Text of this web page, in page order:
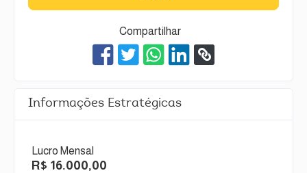
Compartilhar
Informações Estratégicas
Lucro Mensal
R$ 16.000,00